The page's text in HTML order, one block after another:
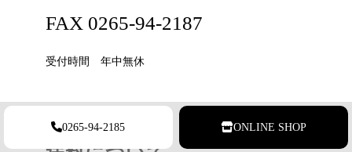
FAX 0265-94-2187
受付時間 年中無休
0265-94-2185 ONLINE SHOP